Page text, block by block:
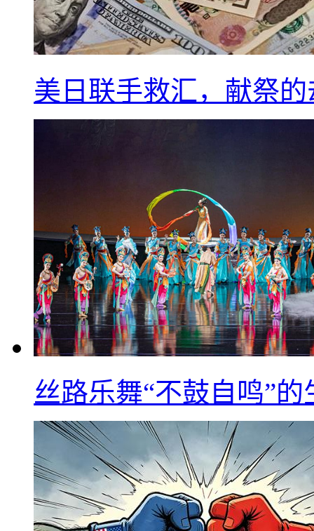
美日联手救汇，献祭
丝路乐舞“不鼓自鸣”